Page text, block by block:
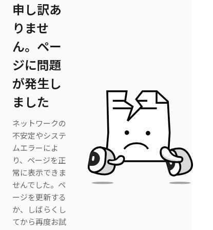
申し訳あ
りませ
ん。ペー
ジに問題
が発生し
ました
ネットワークの
不安定やシステ
ムエラーによ
り、ページを正
常に表示できま
せんでした。ペ
ージを更新する
か、しばらくし
てから再度お試